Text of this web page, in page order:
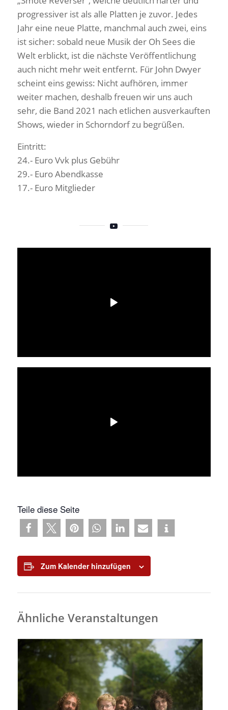
progressiver ist als alle Platten je zuvor. Jedes
Jahr eine neue Platte, manchmal auch zwei, eins
ist sicher: sobald neue Musik der Oh Sees die
Welt erblickt, ist die nächste Veröffentlichung
auch nicht mehr weit entfernt. Für John Dwyer
scheint eins gewiss: Nicht aufhören, immer
weiter machen, deshalb freuen wir uns auch
sehr, die Band 2021 nach etlichen ausverkauften
Shows, wieder in Schorndorf zu begrüßen.
Eintritt:
24.- Euro Vvk plus Gebühr
29.- Euro Abendkasse
17.- Euro Mitglieder
Teile diese Seite
Zum Kalender hinzufügen
Ähnliche Veranstaltungen